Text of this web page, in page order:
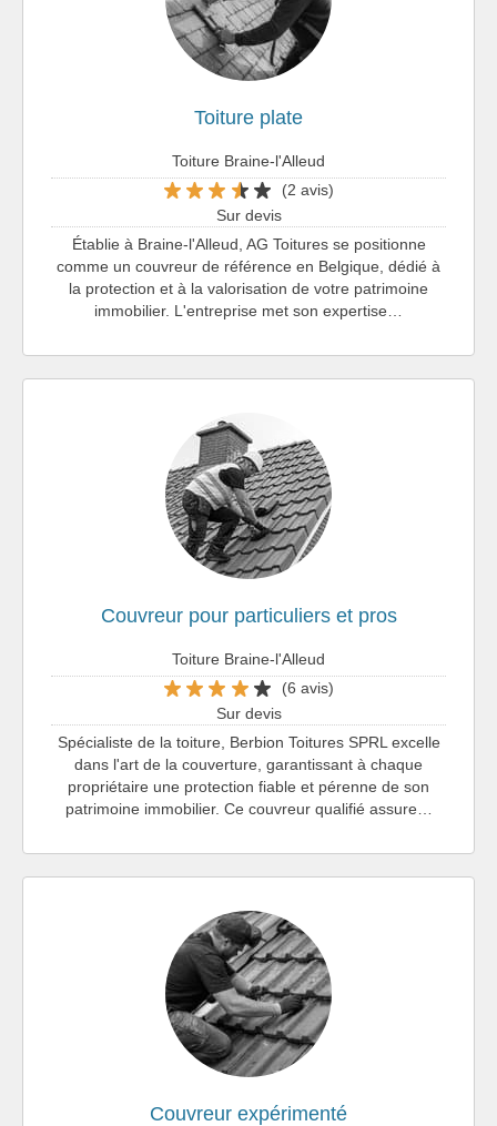
Toiture plate
Toiture Braine-l'Alleud
(2 avis)
Sur devis
Établie à Braine-l'Alleud, AG Toitures se positionne
comme un couvreur de référence en Belgique, dédié à
la protection et à la valorisation de votre patrimoine
immobilier. L'entreprise met son expertise…
Couvreur pour particuliers et pros
Toiture Braine-l'Alleud
(6 avis)
Sur devis
Spécialiste de la toiture, Berbion Toitures SPRL excelle
dans l'art de la couverture, garantissant à chaque
propriétaire une protection fiable et pérenne de son
patrimoine immobilier. Ce couvreur qualifié assure…
Couvreur expérimenté